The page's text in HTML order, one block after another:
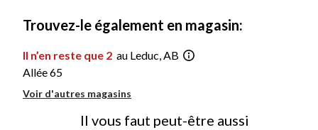
Trouvez-le également en magasin:
Il n’en reste que 2 au Leduc, AB
Allée 65
Voir d'autres magasins
Il vous faut peut-être aussi